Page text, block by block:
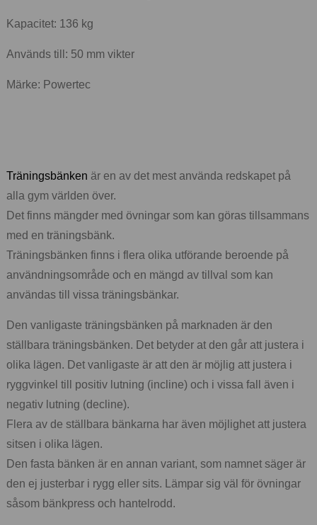
Kapacitet: 136 kg
Används till: 50 mm vikter
Märke: Powertec
Träningsbänken är en av det mest använda redskapet på
alla gym världen över.
Det finns mängder med övningar som kan göras tillsammans
med en träningsbänk.
Träningsbänken finns i flera olika utförande beroende på
användningsområde och en mängd av tillval som kan
användas till vissa träningsbänkar.
Den vanligaste träningsbänken på marknaden är den
ställbara träningsbänken. Det betyder at den går att justera i
olika lägen. Det vanligaste är att den är möjlig att justera i
ryggvinkel till positiv lutning (incline) och i vissa fall även i
negativ lutning (decline).
Flera av de ställbara bänkarna har även möjlighet att justera
sitsen i olika lägen.
Den fasta bänken är en annan variant, som namnet säger är
den ej justerbar i rygg eller sits. Lämpar sig väl för övningar
såsom bänkpress och hantelrodd.